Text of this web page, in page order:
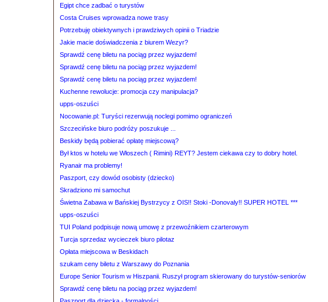
Egipt chce zadbać o turystów
Costa Cruises wprowadza nowe trasy
Potrzebuję obiektywnych i prawdziwych opinii o Triadzie
Jakie macie doświadczenia z biurem Wezyr?
Sprawdź cenę biletu na pociąg przez wyjazdem!
Sprawdź cenę biletu na pociąg przez wyjazdem!
Sprawdź cenę biletu na pociąg przez wyjazdem!
Kuchenne rewolucje: promocja czy manipulacja?
upps-oszuści
Nocowanie.pl: Turyści rezerwują noclegi pomimo ograniczeń
Szczecińske biuro podróży poszukuje ...
Beskidy będą pobierać opłatę miejscową?
Był ktos w hotelu we Włoszech ( Rimini) REYT? Jestem ciekawa czy to dobry hotel.
Ryanair ma problemy!
Paszport, czy dowód osobisty (dziecko)
Skradziono mi samochut
Świetna Zabawa w Bańskiej Bystrzycy z OIS!! Stoki -Donovaly!! SUPER HOTEL ***
upps-oszuści
TUI Poland podpisuje nową umowę z przewoźnikiem czarterowym
Turcja sprzedaz wycieczek biuro pilotaz
Opłata miejscowa w Beskidach
szukam ceny biletu z Warszawy do Poznania
Europe Senior Tourism w Hiszpanii. Ruszył program skierowany do turystów-seniorów
Sprawdź cenę biletu na pociąg przez wyjazdem!